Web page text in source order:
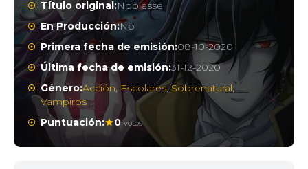
Título original:Noblesse
En Producción:No
Primera fecha de emisión:08-10-2020
Última fecha de emisión:31-12-2020
Género:Acción, Escolares,Sobrenatural,
Vampiros
Puntuación:
0 votos